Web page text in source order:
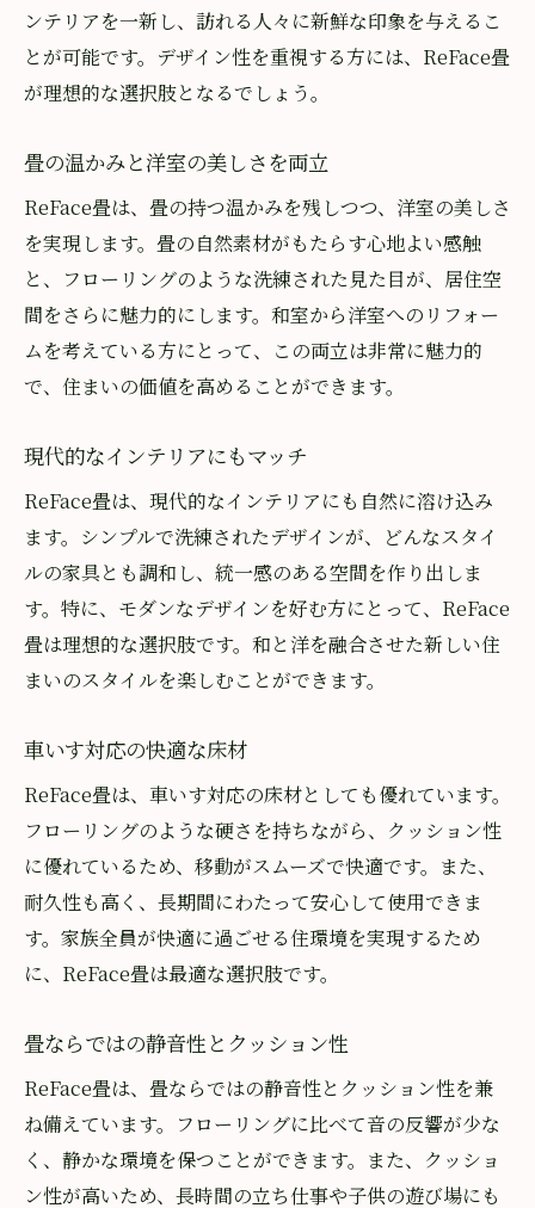
ンテリアを一新し、訪れる人々に新鮮な印象を与えるこ
とが可能です。デザイン性を重視する方には、ReFace畳
が理想的な選択肢となるでしょう。
畳の温かみと洋室の美しさを両立
ReFace畳は、畳の持つ温かみを残しつつ、洋室の美しさ
を実現します。畳の自然素材がもたらす心地よい感触
と、フローリングのような洗練された見た目が、居住空
間をさらに魅力的にします。和室から洋室へのリフォー
ムを考えている方にとって、この両立は非常に魅力的
で、住まいの価値を高めることができます。
現代的なインテリアにもマッチ
ReFace畳は、現代的なインテリアにも自然に溶け込み
ます。シンプルで洗練されたデザインが、どんなスタイ
ルの家具とも調和し、統一感のある空間を作り出しま
す。特に、モダンなデザインを好む方にとって、ReFace
畳は理想的な選択肢です。和と洋を融合させた新しい住
まいのスタイルを楽しむことができます。
車いす対応の快適な床材
ReFace畳は、車いす対応の床材としても優れています。
フローリングのような硬さを持ちながら、クッション性
に優れているため、移動がスムーズで快適です。また、
耐久性も高く、長期間にわたって安心して使用できま
す。家族全員が快適に過ごせる住環境を実現するため
に、ReFace畳は最適な選択肢です。
畳ならではの静音性とクッション性
ReFace畳は、畳ならではの静音性とクッション性を兼
ね備えています。フローリングに比べて音の反響が少な
く、静かな環境を保つことができます。また、クッショ
ン性が高いため、長時間の立ち仕事や子供の遊び場にも